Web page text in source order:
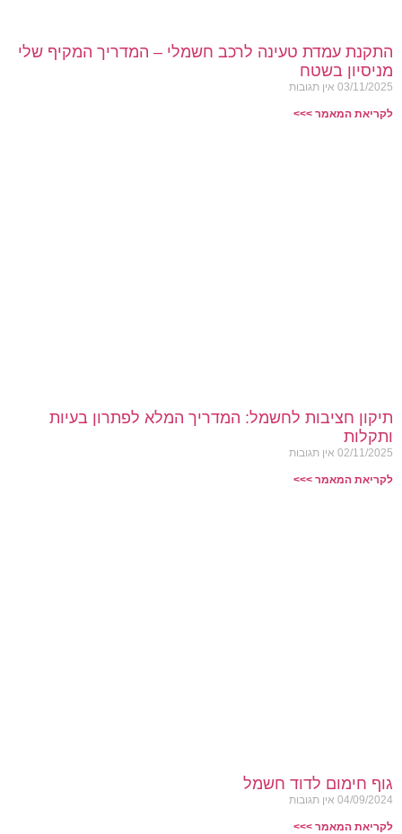
התקנת עמדת טעינה לרכב חשמלי – המדריך המקיף שלי
מניסיון בשטח
03/11/2025 אין תגובות
לקריאת המאמר >>>
תיקון חציבות לחשמל: המדריך המלא לפתרון בעיות
ותקלות
02/11/2025 אין תגובות
לקריאת המאמר >>>
גוף חימום לדוד חשמל
04/09/2024 אין תגובות
לקריאת המאמר >>>